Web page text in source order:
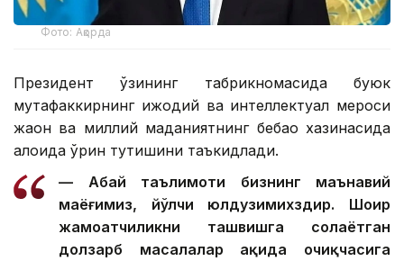
Фото: Ақорда
Президент ўзининг табрикномасида буюк
мутафаккирнинг ижодий ва интеллектуал мероси
жаҳон ва миллий маданиятнинг бебаҳо хазинасида
алоҳида ўрин тутишини таъкидлади.
— Абай таълимоти бизнинг маънавий
маёғимиз, йўлчи юлдузимихздир. Шоир
жамоатчиликни ташвишга солаётган
долзарб масалалар ҳақида очиқчасига